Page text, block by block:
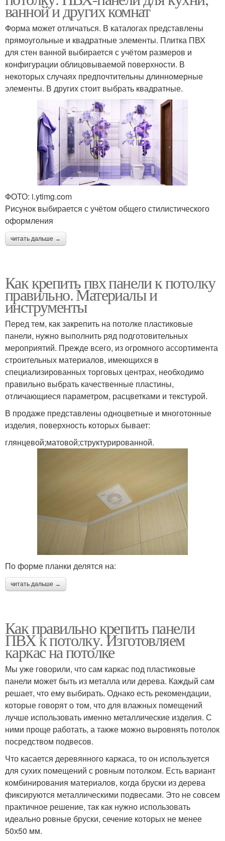
ванной и других комнат
Форма может отличаться. В каталогах представлены
прямоугольные и квадратные элементы. Плитка ПВХ
для стен ванной выбирается с учётом размеров и
конфигурации облицовываемой поверхности. В
некоторых случаях предпочтительны длинномерные
элементы. В других стоит выбрать квадратные.
ФОТО: i.ytimg.com
Рисунок выбирается с учётом общего стилистического
оформления
читать дальше →
Как крепить пвх панели к потолку
правильно. Материалы и
инструменты
Перед тем, как закрепить на потолке пластиковые
панели, нужно выполнить ряд подготовительных
мероприятий. Прежде всего, из огромного ассортимента
строительных материалов, имеющихся в
специализированных торговых центрах, необходимо
правильно выбрать качественные пластины,
отличающиеся параметром, расцветками и текстурой.
В продаже представлены одноцветные и многотонные
изделия, поверхность которых бывает:
глянцевой;матовой;структурированной.
По форме планки делятся на:
читать дальше →
Как правильно крепить панели
ПВХ к потолку. Изготовляем
каркас на потолке
Мы уже говорили, что сам каркас под пластиковые
панели может быть из металла или дерева. Каждый сам
решает, что ему выбирать. Однако есть рекомендации,
которые говорят о том, что для влажных помещений
лучше использовать именно металлические изделия. С
ними проще работать, а также можно выровнять потолок
посредством подвесов.
Что касается деревянного каркаса, то он используется
для сухих помещений с ровным потолком. Есть вариант
комбинирования материалов, когда бруски из дерева
фиксируются металлическими подвесами. Это не совсем
практичное решение, так как нужно использовать
идеально ровные бруски, сечение которых не менее
50х50 мм.